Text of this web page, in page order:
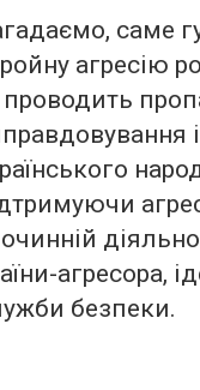
саме
агресію
проводить
агресора,
безпеки.